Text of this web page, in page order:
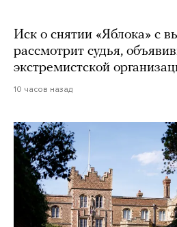
Иск о снятии «Яблока» с
рассмотрит судья,
экстремистской
10 часов назад